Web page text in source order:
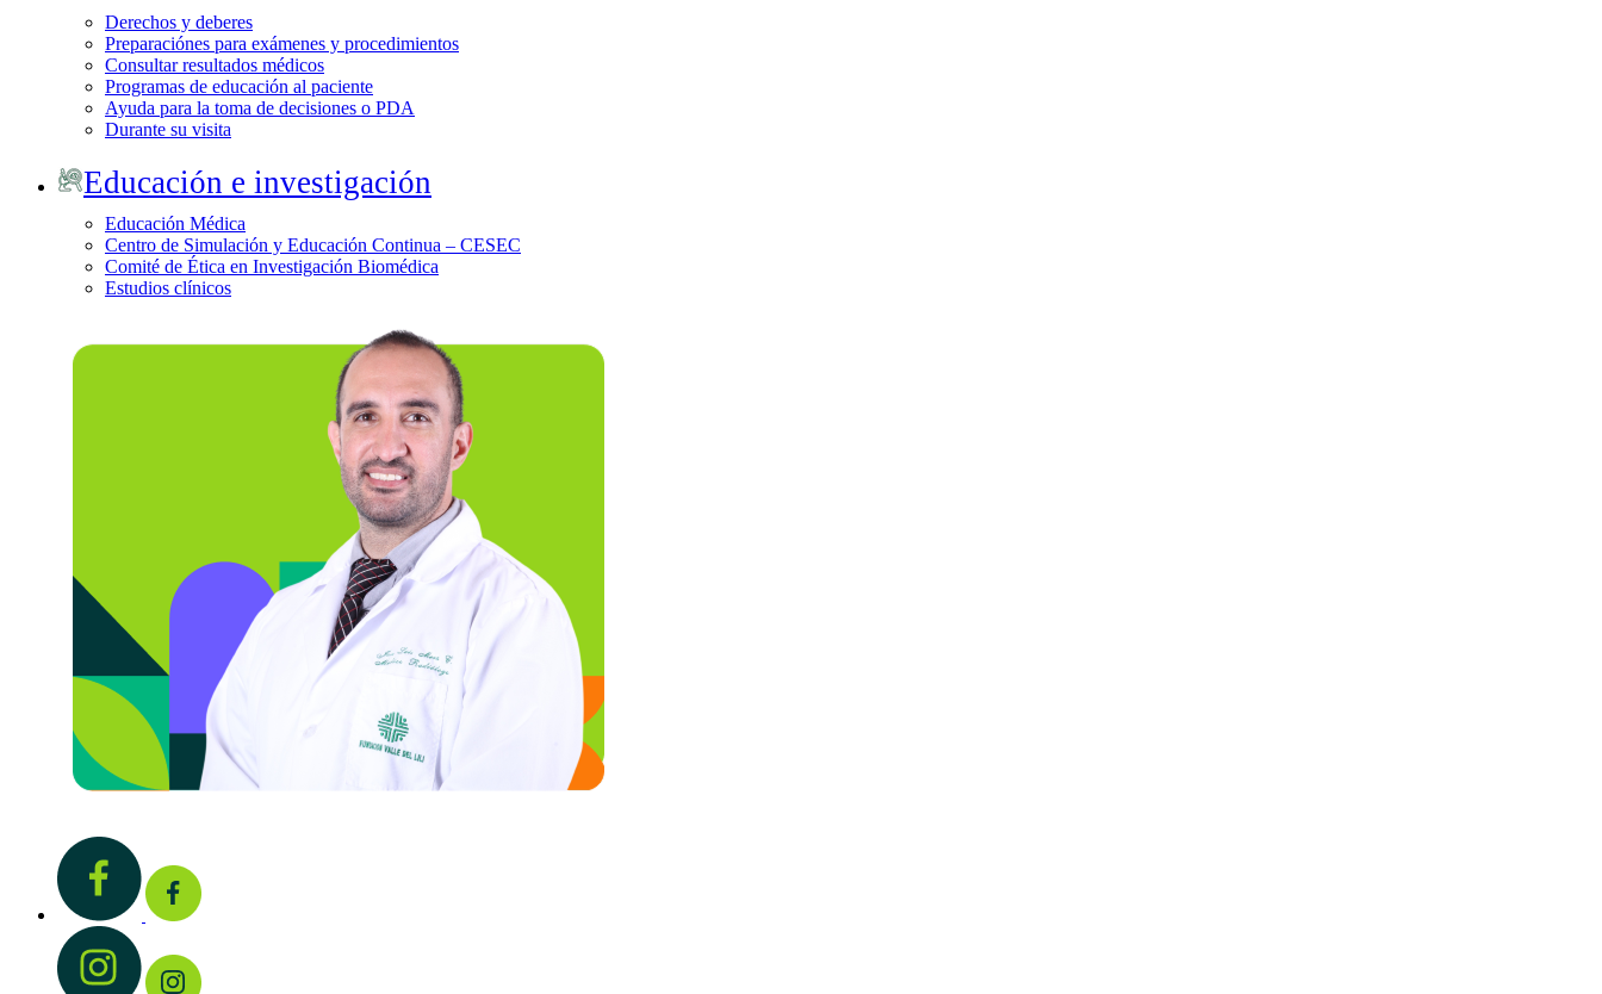
Derechos y deberes
Preparaciónes para exámenes y procedimientos
Consultar resultados médicos
Programas de educación al paciente
Ayuda para la toma de decisiones o PDA
Durante su visita
Educación e investigación
Educación Médica
Centro de Simulación y Educación Continua – CESEC
Comité de Ética en Investigación Biomédica
Estudios clínicos